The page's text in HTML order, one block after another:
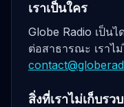
เราเป็นใคร
Globe Radio เป็นไ
ต่อสาธารณะ เราไ
สิ่งที่เราไม่เก็บรว